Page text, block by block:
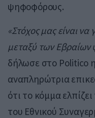
ψηφοφόρους.
«Στόχος μας είναι
μεταξύ των
δήλωσε στο Politico
αναπληρώτρια
ότι το κόμμα
του Εθνικού